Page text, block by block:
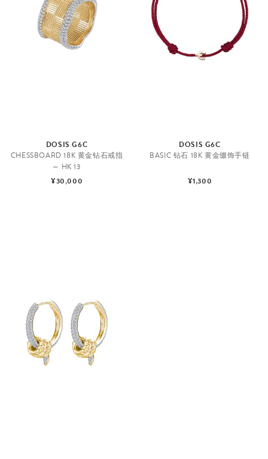
DOSIS G6C
CHESSBOARD 18K 黄金钻石戒指
— HK 13
¥30,000
DOSIS G6C
BASIC 钻石 18K 黄金缀饰手链
¥1,300